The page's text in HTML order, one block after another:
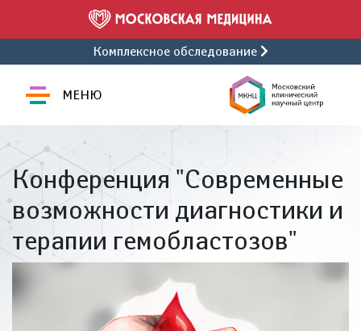
Комплексное обследование
МЕНЮ
Конференция "Современные
возможности диагностики и
терапии гемобластозов"